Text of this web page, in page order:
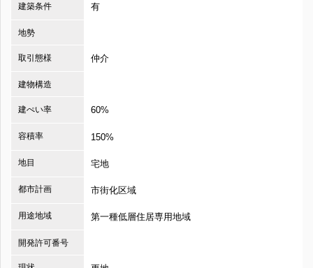
建築条件 有
地勢
取引態様 仲介
建物構造
建ぺい率 60%
容積率 150%
地目 宅地
都市計画 市街化区域
用途地域 第一種低層住居専用地域
開発許可番号